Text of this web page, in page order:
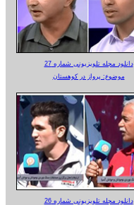
دانلود مجله تلویزیونی شماره 27
موضوع: پرواز در کوهستان
دانلود مجله تلویزیونی شماره 26